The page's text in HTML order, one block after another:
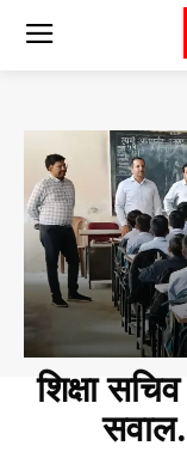
शिक्षा